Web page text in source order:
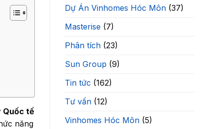
Quốc tế
năng
Dự Án Vinhomes Hóc Môn (37)
Masterise (7)
Phân tích (23)
Sun Group (9)
Tin tức (162)
Tư vấn (12)
Vinhomes Hóc Môn (5)